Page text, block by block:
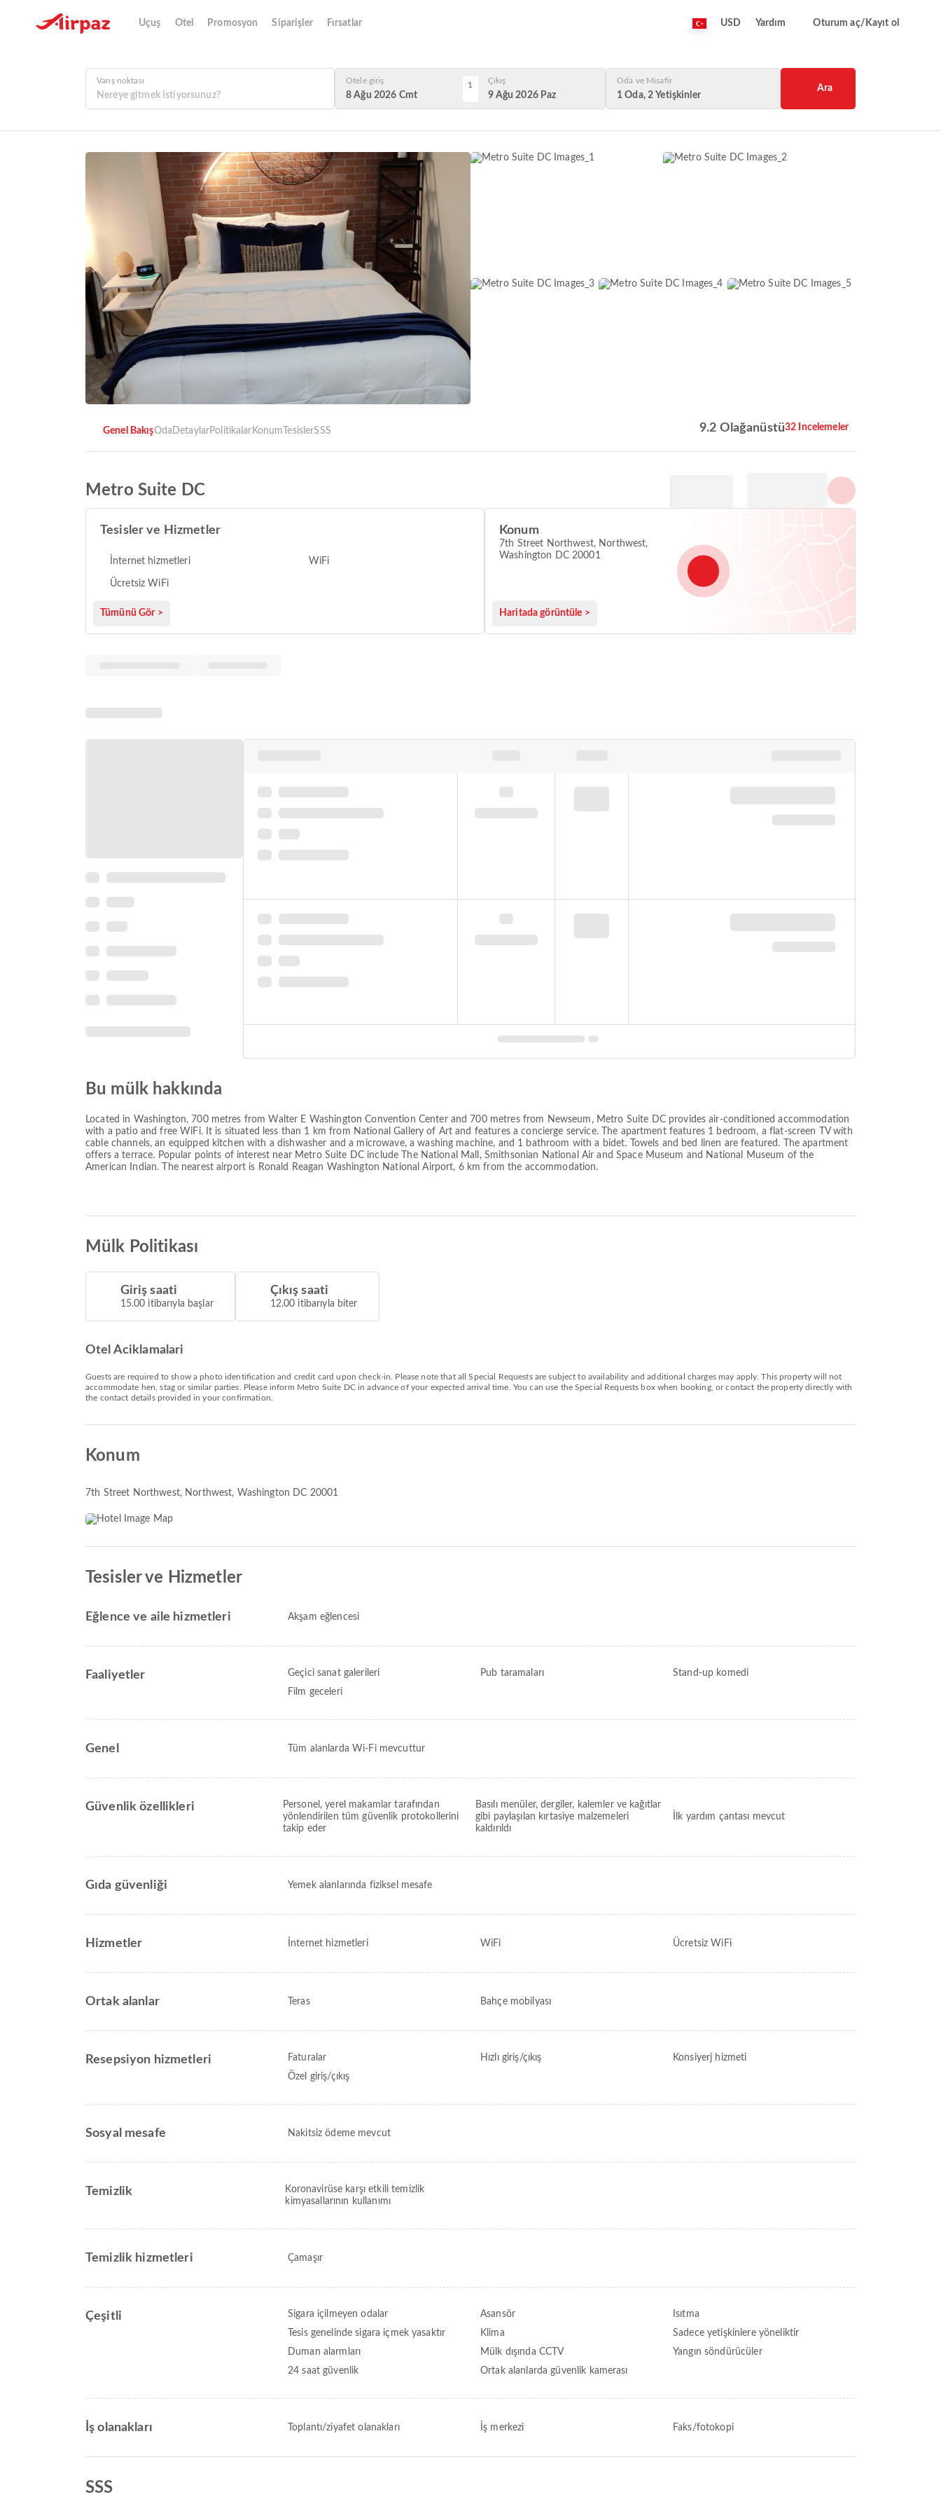
Uçuş Otel Promosyon Siparişler Fırsatlar USD Yardım Oturum aç/Kayıt ol
Varış noktası Otele giriş
8 Ağu 2026 Cmt
1 Çıkış
9 Ağu 2026 Paz
Oda ve Misafir
1 Oda, 2 Yetişkinler
Ara
Genel BakışOda DetaylarPolitikalar Konum TesislerSSS 9.2 Olağanüstü32 Incelemeler
Metro Suite DC
Tesisler ve Hizmetler
İnternet hizmetleri WiFi
Ücretsiz WiFi
Tümünü Gör >
Konum
7th Street Northwest, Northwest,
Washington DC 20001
Haritada görüntüle >
Bu mülk hakkında
Located in Washington, 700 metres from Walter E Washington Convention Center and 700 metres from Newseum, Metro Suite DC provides air-conditioned accommodation
with a patio and free WiFi. It is situated less than 1 km from National Gallery of Art and features a concierge service. The apartment features 1 bedroom, a flat-screen TV with
cable channels, an equipped kitchen with a dishwasher and a microwave, a washing machine, and 1 bathroom with a bidet. Towels and bed linen are featured. The apartment
offers a terrace. Popular points of interest near Metro Suite DC include The National Mall, Smithsonian National Air and Space Museum and National Museum of the
American Indian. The nearest airport is Ronald Reagan Washington National Airport, 6 km from the accommodation.
Mülk Politikası
Giriş saati
15.00 itibarıyla başlar
Çıkış saati
12.00 itibarıyla biter
Otel Aciklamalari
Guests are required to show a photo identification and credit card upon check-in. Please note that all Special Requests are subject to availability and additional charges may apply. This property will not
accommodate hen, stag or similar parties. Please inform Metro Suite DC in advance of your expected arrival time. You can use the Special Requests box when booking, or contact the property directly with
the contact details provided in your confirmation.
Konum
7th Street Northwest, Northwest, Washington DC 20001
Tesisler ve Hizmetler
Eğlence ve aile hizmetleri Akşam eğlencesi
Faaliyetler Geçici sanat galerileri Pub taramaları
Stand-up komedi
Film geceleri
Genel Tüm alanlarda Wi-Fi mevcuttur
Güvenlik özellikleri
Personel, yerel makamlar tarafından
yönlendirilen tüm güvenlik protokollerini
takip eder
Basılı menüler, dergiler, kalemler ve kağıtlar
gibi paylaşılan kırtasiye malzemeleri
kaldırıldı
İlk yardım çantası mevcut
Gıda güvenliği Yemek alanlarında fiziksel mesafe
Hizmetler İnternet hizmetleri WiFi Ücretsiz WiFi
Ortak alanlar Teras Bahçe mobilyası
Resepsiyon hizmetleri Faturalar Hızlı giriş/çıkış
Konsiyerj hizmeti
Özel giriş/çıkış
Sosyal mesafe Nakitsiz ödeme mevcut
Temizlik
Koronavirüse karşı etkili temizlik
kimyasallarının kullanımı
Temizlik hizmetleri Çamaşır
Çeşitli Sigara içilmeyen odalar Asansör
Isıtma
Tesis genelinde sigara içmek yasaktır
Klima
Sadece yetişkinlere yöneliktir
Duman alarmları
Mülk dışında CCTV
Yangın söndürücüler
24 saat güvenlik
Ortak alanlarda güvenlik kamerası
İş olanakları Toplantı/ziyafet olanakları İş merkezi Faks/fotokopi
SSS